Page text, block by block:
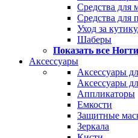
Средства для
Средства для
Уход за
Шаберы
Показать все Ногти
Аксессуары
Аксессуары
Аксессуары
Аппликаторы
Емкости
Защитные
Зеркала